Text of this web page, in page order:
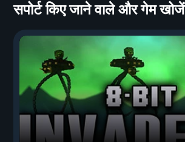
सपोर्ट किए जाने वाले और गेम खोजें